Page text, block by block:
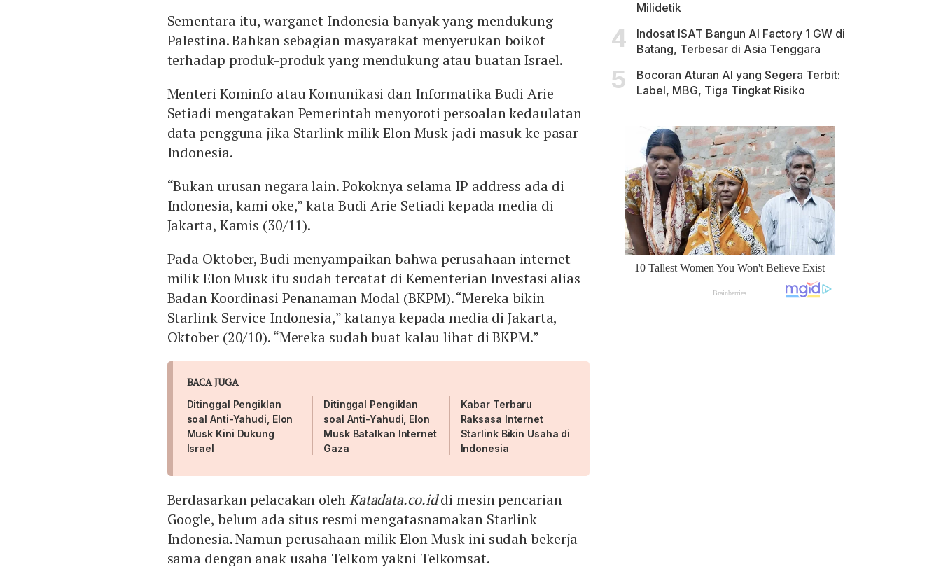
Sementara itu, warganet Indonesia banyak yang mendukung
Palestina. Bahkan sebagian masyarakat menyerukan boikot
terhadap produk-produk yang mendukung atau buatan Israel.
Menteri Kominfo atau Komunikasi dan Informatika Budi Arie
Setiadi mengatakan Pemerintah menyoroti persoalan kedaulatan
data pengguna jika Starlink milik Elon Musk jadi masuk ke pasar
Indonesia.
“Bukan urusan negara lain. Pokoknya selama IP address ada di
Indonesia, kami oke,” kata Budi Arie Setiadi kepada media di
Jakarta, Kamis (30/11).
Pada Oktober, Budi menyampaikan bahwa perusahaan internet
milik Elon Musk itu sudah tercatat di Kementerian Investasi alias
Badan Koordinasi Penanaman Modal (BKPM). “Mereka bikin
Starlink Service Indonesia,” katanya kepada media di Jakarta,
Oktober (20/10). “Mereka sudah buat kalau lihat di BKPM.”
BACA JUGA
Ditinggal Pengiklan
soal Anti-Yahudi, Elon
Musk Kini Dukung
Israel
Ditinggal Pengiklan
soal Anti-Yahudi, Elon
Musk Batalkan Internet
Gaza
Kabar Terbaru
Raksasa Internet
Starlink Bikin Usaha di
Indonesia
Berdasarkan pelacakan olehKatadata.co.iddi mesin pencarian
Google, belum ada situs resmi mengatasnamakan Starlink
Indonesia. Namun perusahaan milik Elon Musk ini sudah bekerja
sama dengan anak usaha Telkom yakni Telkomsat.
Milidetik
Indosat ISAT Bangun AI Factory 1 GW di
Batang, Terbesar di Asia Tenggara
Bocoran Aturan AI yang Segera Terbit:
Label, MBG, Tiga Tingkat Risiko